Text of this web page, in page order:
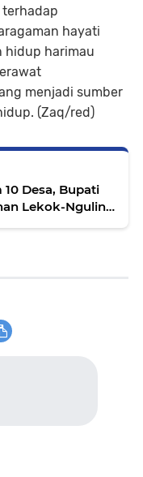
hayati
hidup harimau
menjadi sumber
(Zaq/red)
Desa, Bupati
Lekok-Nguling